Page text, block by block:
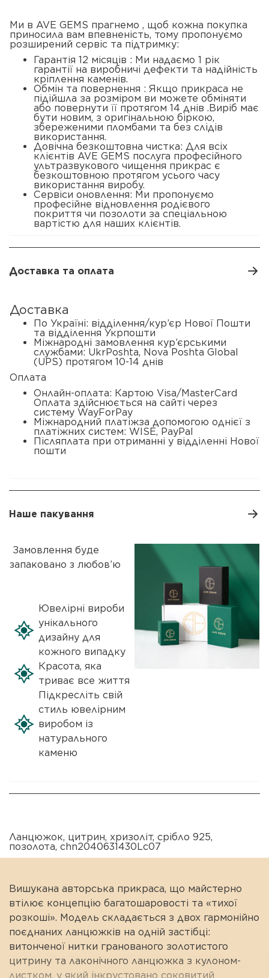
Ми в AVE GEMS прагнемо , щоб кожна покупка
приносила вам впевненість, тому пропонуємо
розширений сервіс та підтримку:
Гарантія 12 місяців : Ми надаємо 1 рік
гарантії на виробничі дефекти та надійність
кріплення каменів.
Обмін та повернення : Якщо прикраса не
підійшла за розміром ви можете обміняти
або повернути її протягом 14 днів .Виріб має
бути новим, з оригінальною біркою,
збереженими пломбами та без слідів
використання.
Довічна безкоштовна чистка: Для всіх
клієнтів AVE GEMS послуга професійного
ультразвукового чищення прикрас є
безкоштовною протягом усього часу
використання виробу.
Сервіси оновлення: Ми пропонуємо
професійне відновлення родієвого
покриття чи позолоти за спеціальною
вартістю для наших клієнтів.
Доставка та оплата
Доставка
По Україні: відділення/кур’єр Нової Пошти
та відділення Укрпошти
Міжнародні замовлення кур’єрськими
службами: UkrPoshta, Nova Poshta Global
(UPS) протягом 10-14 днів
Оплата
Онлайн-оплата: Картою Visa/MasterCard
Оплата здійснюється на сайті через
систему WayForPay
Міжнародний платіжза допомогою однієї з
платіжних систем: WISE, PayPal
Післяплата при отриманні у відділенні Нової
пошти
Наше пакування
Замовлення буде
запаковано з любов’ю
Ювелірні вироби
унікального
дизайну для
кожного випадку
Красота, яка
триває все життя
Підкресліть свій
стиль ювелірним
виробом із
натурального
каменю
Ланцюжок, цитрин, хризоліт, срібло 925,
позолота, chn2040631430Lc07
Вишукана авторська прикраса, що майстерно
втілює концепцію багатошаровості та «тихої
розкоші». Модель складається з двох гармонійно
поєднаних ланцюжків на одній застібці:
витонченої нитки гранованого золотистого
цитрину та лаконічного ланцюжка з кулоном-
листком, у який інкрустовано соковитий